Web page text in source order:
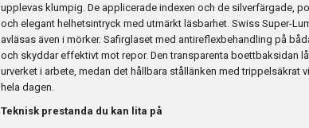
upplevas klumpig. De applicerade indexen och de silverfärgade,
och elegant helhetsintryck med utmärkt läsbarhet. Swiss Super-
avläsas även i mörker. Safirglaset med antireflexbehandling på
och skyddar effektivt mot repor. Den transparenta boettbaksidan
urverket i arbete, medan det hållbara stållänken med trippelsäkrat
hela dagen.
Teknisk prestanda du kan lita på